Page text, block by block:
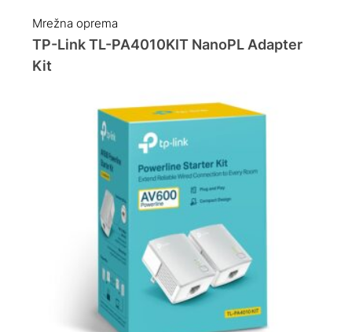
Mrežna oprema
TP-Link TL-PA4010KIT NanoPL Adapter
Kit